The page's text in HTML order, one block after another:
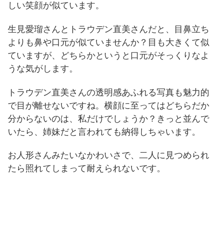
しい笑顔が似ています。
生見愛瑠さんとトラウデン直美さんだと、目鼻立ち
よりも鼻や口元が似ていませんか？ 目も大きくて似
ていますが、どちらかというと口元がそっくりなよ
うな気がします。
トラウデン直美さんの透明感あふれる写真も魅力的
で目が離せないですね。 横顔に至ってはどちらだか
分からないのは、私だけでしょうか？ きっと並んで
いたら、姉妹だと言われても納得しちゃいます。
お人形さんみたいなかわいさで、二人に見つめられ
たら照れてしまって耐えられないです。